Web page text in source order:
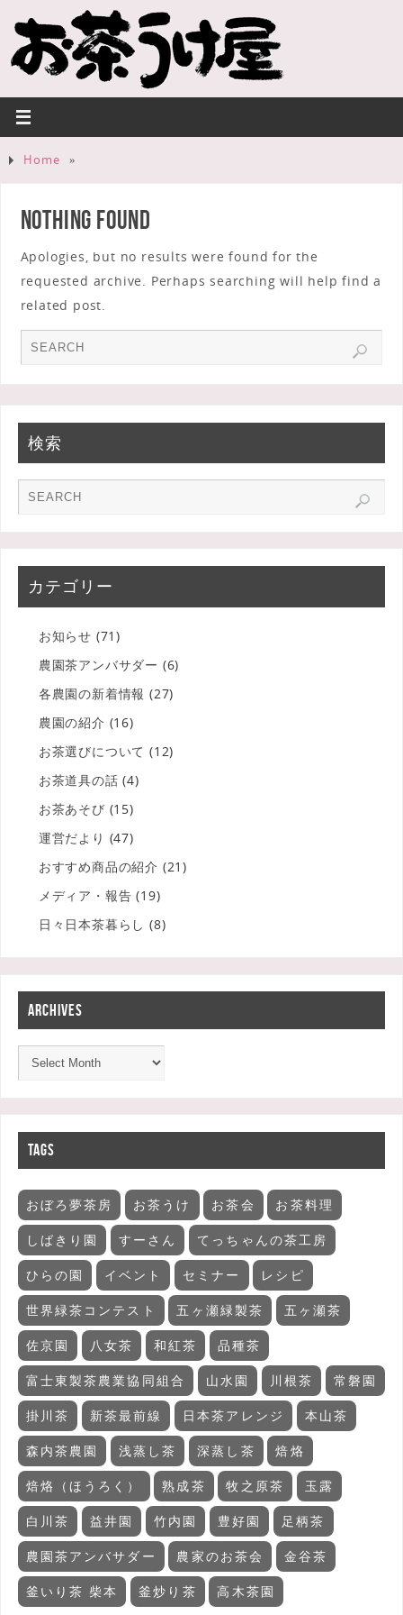
Home »
Nothing Found
Apologies, but no results were found for the
requested archive. Perhaps searching will help find a
related post.
検索
カテゴリー
お知らせ (71)
農園茶アンバサダー (6)
各農園の新着情報 (27)
農園の紹介 (16)
お茶選びについて (12)
お茶道具の話 (4)
お茶あそび (15)
運営だより (47)
おすすめ商品の紹介 (21)
メディア・報告 (19)
日々日本茶暮らし (8)
ARCHIVES
TAGS
おぼろ夢茶房 お茶うけ お茶会 お茶料理
しばきり園 すーさん てっちゃんの茶工房
ひらの園 イベント セミナー レシピ
世界緑茶コンテスト 五ヶ瀬緑製茶 五ヶ瀬茶
佐京園 八女茶 和紅茶 品種茶
富士東製茶農業協同組合 山水園 川根茶 常磐園
掛川茶 新茶最前線 日本茶アレンジ 本山茶
森内茶農園 浅蒸し茶 深蒸し茶 焙烙
焙烙（ほうろく） 熟成茶 牧之原茶 玉露
白川茶 益井園 竹内園 豊好園 足柄茶
農園茶アンバサダー 農家のお茶会 金谷茶
釜いり茶 柴本 釜炒り茶 高木茶園